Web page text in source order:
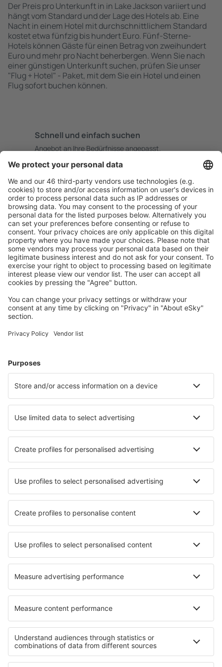
Der Preis pro Unterkunft in in Lake Jackson variiert und
hängt vom Standard und der Lage des Hotels ab. Eine
Nacht in einem Hotel mit durchschnittlichem Standard
kostet etwa fünfzig bis hundert Euro. Fünf-Sterne-
Hotels können Gäste für einen Betrag von zweihundert
Euro und mehr pro Nacht beherbergen. Wenn Sie nach
einer günstigen Unterkunft suchen, prüfen Sie unser
"Flug + Hotel" - Paket, mit dem Sie ein Hotel und einen
Flug sofort buchen können.
Schnell und einfach suchen
Angebot an Ihre Bedürfnisse angepasst.
Sicher planen
Buchen ohne Sorgen mit einer kostenlosen
Stornierungsoption.
Mehr sparen
Attraktive Preise und Spezialangebote für eingeloggte
Benutzer.
Unterkünfte, die Sie mögen
Wählen Sie aus über 1,3 Millionen Unterkünften: Hotels,
Meist gesuchte Hotels von eSky-Nutzern
Hotels in Davenport Hotels in Panama City Beach
Hotels in Myrtle Beach Hotels in Tampa
Hotels in Cape Coral Hotels in Ocean City
Die besten Hotels - Städte
Hotels Martilly Hotels in Monterotondo di Brescia
Hotels in Llerena Hotels in Isernhagen
Hotels in Otranto Hotels in Moie Hotels in Vågåmo
Die besten Hotels - Regionen
Hotels in Zion-Nationalpark
Hotels im Olympic-Nationalpark Hotels in Bryce Canyon
Hotels in Illinois Hotels in Chihuahua